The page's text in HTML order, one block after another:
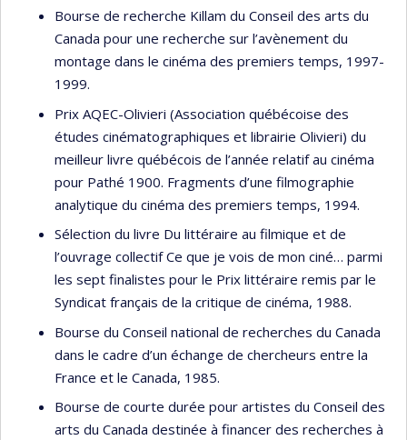
Bourse de recherche Killam du Conseil des arts du
Canada pour une recherche sur l’avènement du
montage dans le cinéma des premiers temps, 1997-
1999.
Prix AQEC-Olivieri (Association québécoise des
études cinématographiques et librairie Olivieri) du
meilleur livre québécois de l’année relatif au cinéma
pour Pathé 1900. Fragments d’une filmographie
analytique du cinéma des premiers temps, 1994.
Sélection du livre Du littéraire au filmique et de
l’ouvrage collectif Ce que je vois de mon ciné… parmi
les sept finalistes pour le Prix littéraire remis par le
Syndicat français de la critique de cinéma, 1988.
Bourse du Conseil national de recherches du Canada
dans le cadre d’un échange de chercheurs entre la
France et le Canada, 1985.
Bourse de courte durée pour artistes du Conseil des
arts du Canada destinée à financer des recherches à